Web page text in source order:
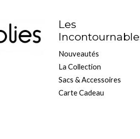
Les
Nouveautés
La Collection
Sacs & Accessoires
Carte Cadeau